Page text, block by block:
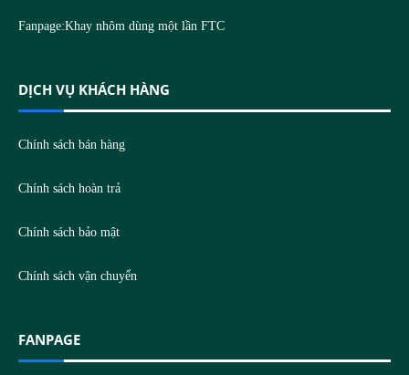
Fanpage:Khay nhôm dùng một lần FTC
DỊCH VỤ KHÁCH HÀNG
Chính sách bán hàng
Chính sách hoàn trả
Chính sách bảo mật
Chính sách vận chuyển
FANPAGE